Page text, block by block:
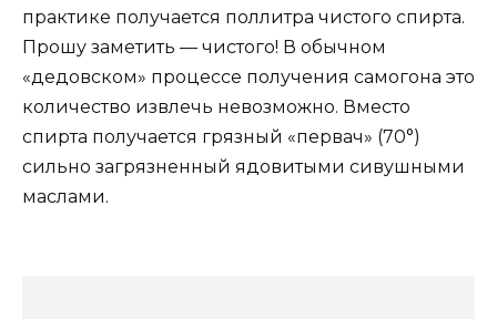
практике получается поллитра чистого спирта.
Прошу заметить — чистого! В обычном
«дедовском» процессе получения самогона это
количество извлечь невозможно. Вместо
спирта получается грязный «первач» (70°)
сильно загрязненный ядовитыми сивушными
маслами.